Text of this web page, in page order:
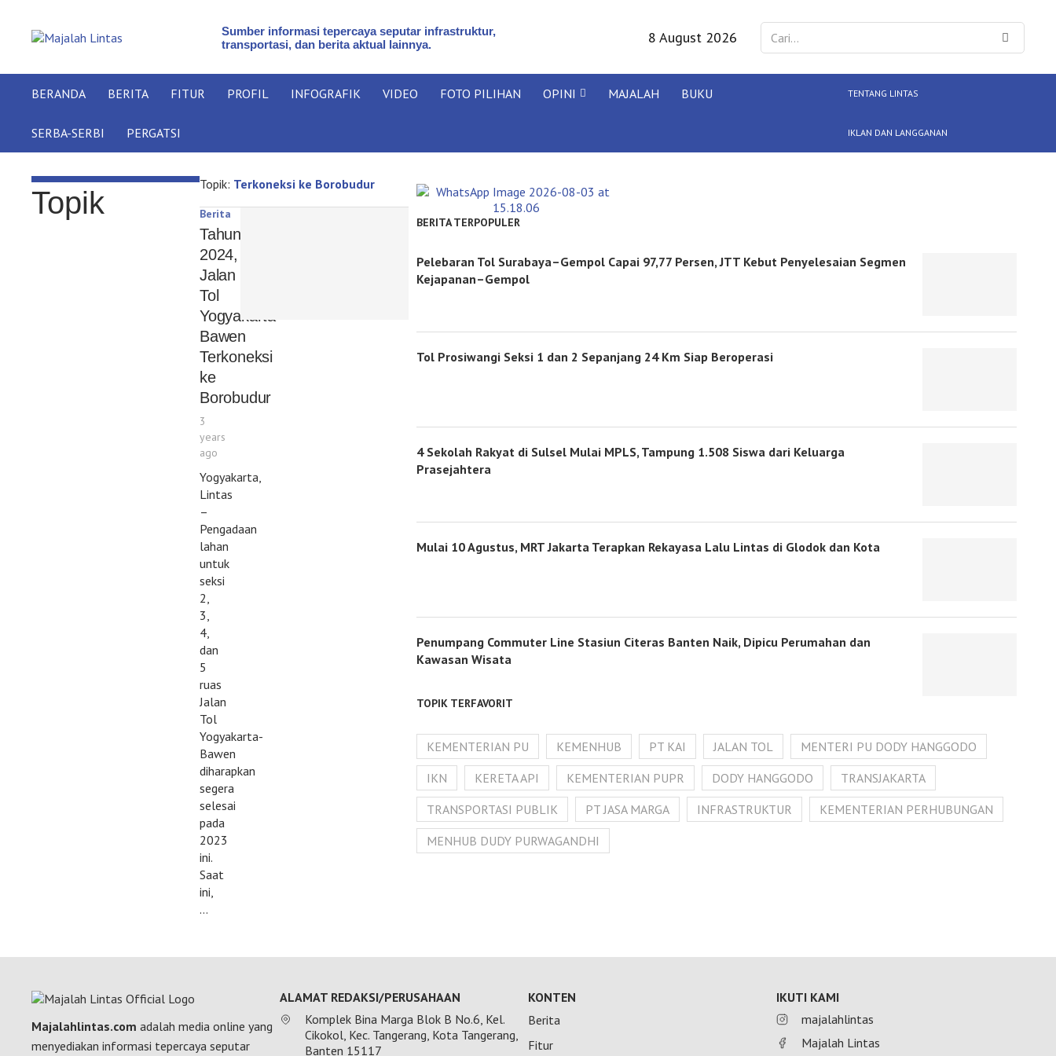
Sumber informasi tepercaya seputar infrastruktur,
transportasi, dan berita aktual lainnya.
8 August 2026
BERANDA BERITA FITUR PROFIL INFOGRAFIK VIDEO FOTO PILIHAN OPINI MAJALAH BUKU
SERBA-SERBI PERGATSI
TENTANG LINTAS
IKLAN DAN LANGGANAN
Topik
Topik: Terkoneksi ke Borobudur
Berita
Tahun
2024,
Jalan
Tol
Yogyakarta-
Bawen
Terkoneksi
ke
Borobudur
3
years
ago
Yogyakarta,
Lintas
–
Pengadaan
lahan
untuk
seksi
2,
3,
4,
dan
5
ruas
Jalan
Tol
Yogyakarta-
Bawen
diharapkan
segera
selesai
pada
2023
ini.
Saat
ini,
…
BERITA TERPOPULER
Pelebaran Tol Surabaya–Gempol Capai 97,77 Persen, JTT Kebut Penyelesaian Segmen
Kejapanan–Gempol
Tol Prosiwangi Seksi 1 dan 2 Sepanjang 24 Km Siap Beroperasi
4 Sekolah Rakyat di Sulsel Mulai MPLS, Tampung 1.508 Siswa dari Keluarga
Prasejahtera
Mulai 10 Agustus, MRT Jakarta Terapkan Rekayasa Lalu Lintas di Glodok dan Kota
Penumpang Commuter Line Stasiun Citeras Banten Naik, Dipicu Perumahan dan
Kawasan Wisata
TOPIK TERFAVORIT
KEMENTERIAN PU KEMENHUB PT KAI JALAN TOL
MENTERI PU DODY HANGGODO
IKN
KERETA API KEMENTERIAN PUPR DODY HANGGODO
TRANSJAKARTA
TRANSPORTASI PUBLIK
PT JASA MARGA INFRASTRUKTUR
KEMENTERIAN PERHUBUNGAN
MENHUB DUDY PURWAGANDHI
Majalahlintas.com adalah media online yang
menyediakan informasi tepercaya seputar
ALAMAT REDAKSI/PERUSAHAAN
Komplek Bina Marga Blok B No.6, Kel.
Cikokol, Kec. Tangerang, Kota Tangerang,
Banten 15117
KONTEN
Berita
Fitur
IKUTI KAMI
majalahlintas
Majalah Lintas